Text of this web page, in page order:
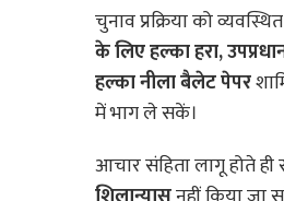
चुनाव प्रक्रिया को
के लिए हल्का हरा,
हल्का नीला बैलेट पेपर
में भाग ले सकें।
आचार संहिता लागू होते